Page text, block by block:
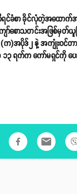
စီရင်ခံစာ ခိုင်လုံတဲ့အထောက်
ော်စောသတင်းအဖြစ်မှ
(က)အပိုဒ်၂ နဲ့ အကျုံးဝင်တ
က်က ကော်မရှင်ကို ပေးပို့
email